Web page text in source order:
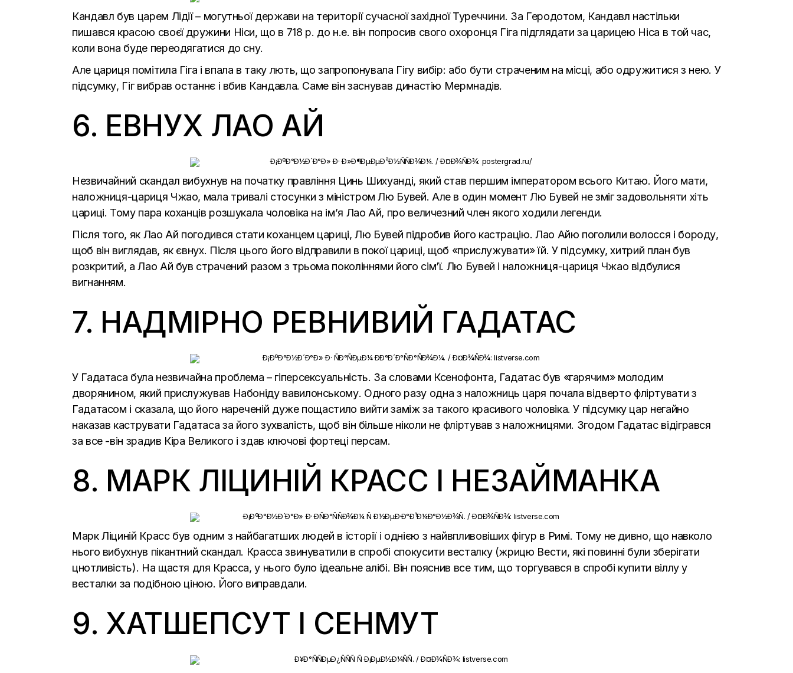
Кандавл був царем Лідії – могутньої держави на території сучасної західної Туреччини. За Геродотом, Кандавл настільки
пишався красою своєї дружини Ніси, що в 718 р. до н.е. він попросив свого охоронця Гіга підглядати за царицею Ніса в той час,
коли вона буде переодягатися до сну.
Але цариця помітила Гіга і впала в таку лють, що запропонувала Гігу вибір: або бути страченим на місці, або одружитися з нею. У
підсумку, Гіг вибрав останнє і вбив Кандавла. Саме він заснував династію Мермнадів.
6. ЕВНУХ ЛАО АЙ
Незвичайний скандал вибухнув на початку правління Цинь Шихуанді, який став першим імператором всього Китаю. Його мати,
наложниця-цариця Чжао, мала тривалі стосунки з міністром Лю Бувей. Але в один момент Лю Бувей не зміг задовольняти хіть
цариці. Тому пара коханців розшукала чоловіка на ім’я Лао Ай, про величезний член якого ходили легенди.
Після того, як Лао Ай погодився стати коханцем цариці, Лю Бувей підробив його кастрацію. Лао Айю поголили волосся і бороду,
щоб він виглядав, як євнух. Після цього його відправили в покої цариці, щоб «прислужувати» їй. У підсумку, хитрий план був
розкритий, а Лао Ай був страчений разом з трьома поколіннями його сім’ї. Лю Бувей і наложниця-цариця Чжао відбулися
вигнанням.
7. НАДМІРНО РЕВНИВИЙ ГАДАТАС
У Гадатаса була незвичайна проблема – гіперсексуальність. За словами Ксенофонта, Гадатас був «гарячим» молодим
дворянином, який прислужував Набоніду вавилонському. Одного разу одна з наложниць царя почала відверто фліртувати з
Гадатасом і сказала, що його нареченій дуже пощастило вийти заміж за такого красивого чоловіка. У підсумку цар негайно
наказав каструвати Гадатаса за його зухвалість, щоб він більше ніколи не фліртував з наложницями. Згодом Гадатас відігрався
за все -він зрадив Кіра Великого і здав ключові фортеці персам.
8. МАРК ЛІЦИНІЙ КРАСС І НЕЗАЙМАНКА
Марк Ліциній Красс був одним з найбагатших людей в історії і однією з найвпливовіших фігур в Римі. Тому не дивно, що навколо
нього вибухнув пікантний скандал. Красса звинуватили в спробі спокусити весталку (жрицю Вести, які повинні були зберігати
цнотливість). На щастя для Красса, у нього було ідеальне алібі. Він пояснив все тим, що торгувався в спробі купити віллу у
весталки за подібною ціною. Його виправдали.
9. ХАТШЕПСУТ І СЕНМУТ